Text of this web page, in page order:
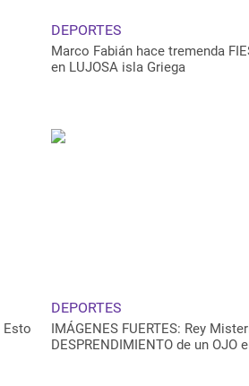
DEPORTES
Marco Fabián hace tremenda
en LUJOSA isla Griega
Esto
DEPORTES
IMÁGENES FUERTES: Rey
DESPRENDIMIENTO de un OJO